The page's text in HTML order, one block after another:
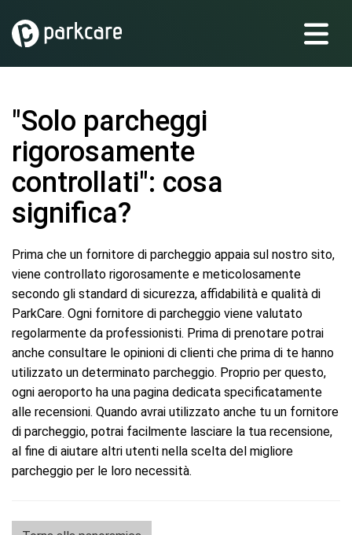
"Solo parcheggi
rigorosamente
controllati": cosa
significa?
Prima che un fornitore di parcheggio appaia sul nostro sito,
viene controllato rigorosamente e meticolosamente
secondo gli standard di sicurezza, affidabilità e qualità di
ParkCare. Ogni fornitore di parcheggio viene valutato
regolarmente da professionisti. Prima di prenotare potrai
anche consultare le opinioni di clienti che prima di te hanno
utilizzato un determinato parcheggio. Proprio per questo,
ogni aeroporto ha una pagina dedicata specificatamente
alle recensioni. Quando avrai utilizzato anche tu un fornitore
di parcheggio, potrai facilmente lasciare la tua recensione,
al fine di aiutare altri utenti nella scelta del migliore
parcheggio per le loro necessità.